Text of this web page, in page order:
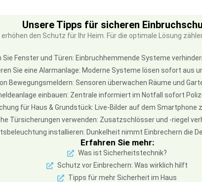
Unsere Tipps für sicheren
den Schutz für Ihr Heim. Für die optimale Lösung
Sie Fenster und Türen: Einbruchhemmende Systeme
Sie eine Alarmanlage: Moderne Systeme lösen sofort aus
Bewegungsmeldern: Sensoren überwachen Räume und
einbauen: Zentrale informiert im Notfall sofort
für Haus & Grundstück: Live-Bilder auf dem Smartphone
Türsicherungen verwenden: Zusatzschlösser und -riegel
installieren: Dunkelheit nimmt Einbrechern die
Erfahren Sie mehr:
Was ist Sicherheitstechnik?
Schutz vor Einbrechern: Was wirklich hilft
Tipps für mehr Sicherheit im Haus